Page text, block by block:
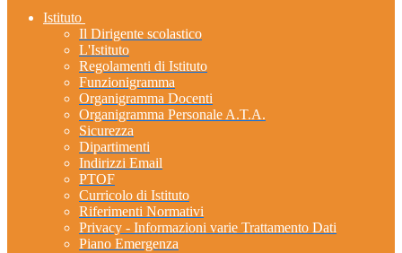
Istituto
Il Dirigente scolastico
L'Istituto
Regolamenti di Istituto
Funzionigramma
Organigramma Docenti
Organigramma Personale A.T.A.
Sicurezza
Dipartimenti
Indirizzi Email
PTOF
Curricolo di Istituto
Riferimenti Normativi
Privacy - Informazioni varie Trattamento Dati
Piano Emergenza